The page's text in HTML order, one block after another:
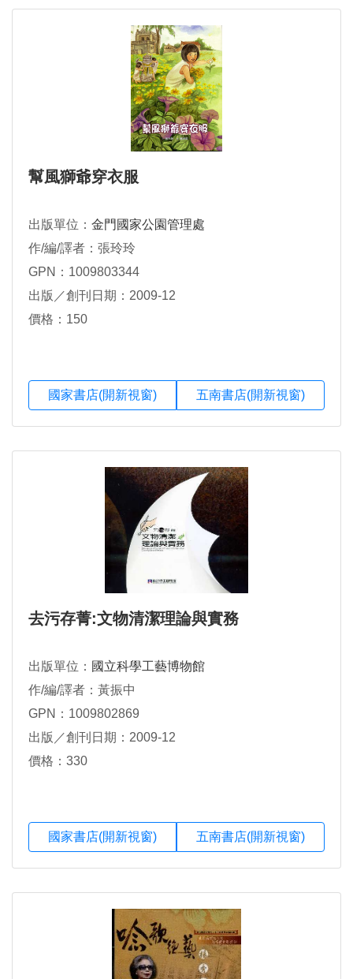
幫風獅爺穿衣服
出版單位： 金門國家公園管理處
作/編/譯者：張玲玲
GPN：1009803344
出版／創刊日期：2009-12
價格：150
國家書店(開新視窗) 五南書店(開新視窗)
去污存菁:文物清潔理論與實務
出版單位： 國立科學工藝博物館
作/編/譯者：黃振中
GPN：1009802869
出版／創刊日期：2009-12
價格：330
國家書店(開新視窗) 五南書店(開新視窗)